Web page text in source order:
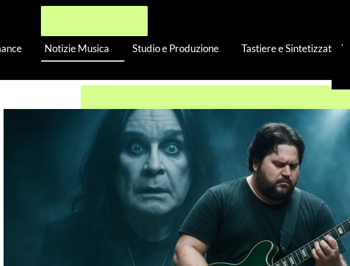
Notizie Musica Studio e Produzione Tastiere e Sintetizzatori